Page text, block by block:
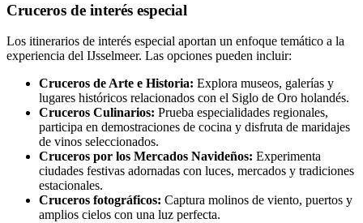
Cruceros de interés especial
Los itinerarios de interés especial aportan un enfoque temático a la
experiencia del IJsselmeer. Las opciones pueden incluir:
Cruceros de Arte e Historia: Explora museos, galerías y
lugares históricos relacionados con el Siglo de Oro holandés.
Cruceros Culinarios: Prueba especialidades regionales,
participa en demostraciones de cocina y disfruta de maridajes
de vinos seleccionados.
Cruceros por los Mercados Navideños: Experimenta
ciudades festivas adornadas con luces, mercados y tradiciones
estacionales.
Cruceros fotográficos: Captura molinos de viento, puertos y
amplios cielos con una luz perfecta.